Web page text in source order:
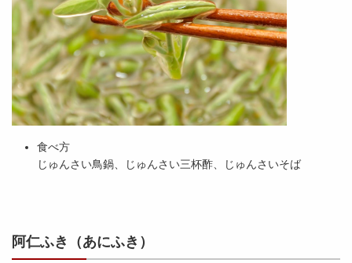
食べ方
じゅんさい鳥鍋、じゅんさい三杯酢、じゅんさいそば
阿仁ふき（あにふき）